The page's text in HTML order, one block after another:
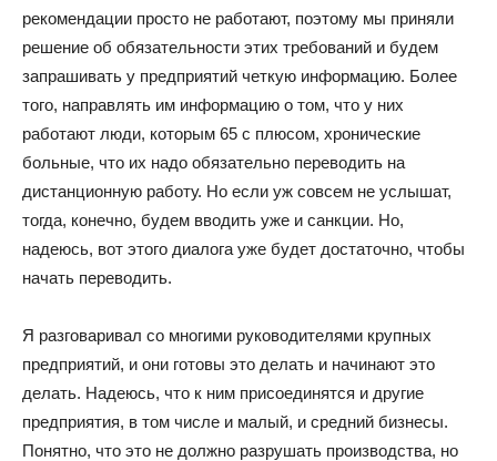
рекомендации просто не работают, поэтому мы приняли
решение об обязательности этих требований и будем
запрашивать у предприятий четкую информацию. Более
того, направлять им информацию о том, что у них
работают люди, которым 65 с плюсом, хронические
больные, что их надо обязательно переводить на
дистанционную работу. Но если уж совсем не услышат,
тогда, конечно, будем вводить уже и санкции. Но,
надеюсь, вот этого диалога уже будет достаточно, чтобы
начать переводить.
Я разговаривал со многими руководителями крупных
предприятий, и они готовы это делать и начинают это
делать. Надеюсь, что к ним присоединятся и другие
предприятия, в том числе и малый, и средний бизнесы.
Понятно, что это не должно разрушать производства, но